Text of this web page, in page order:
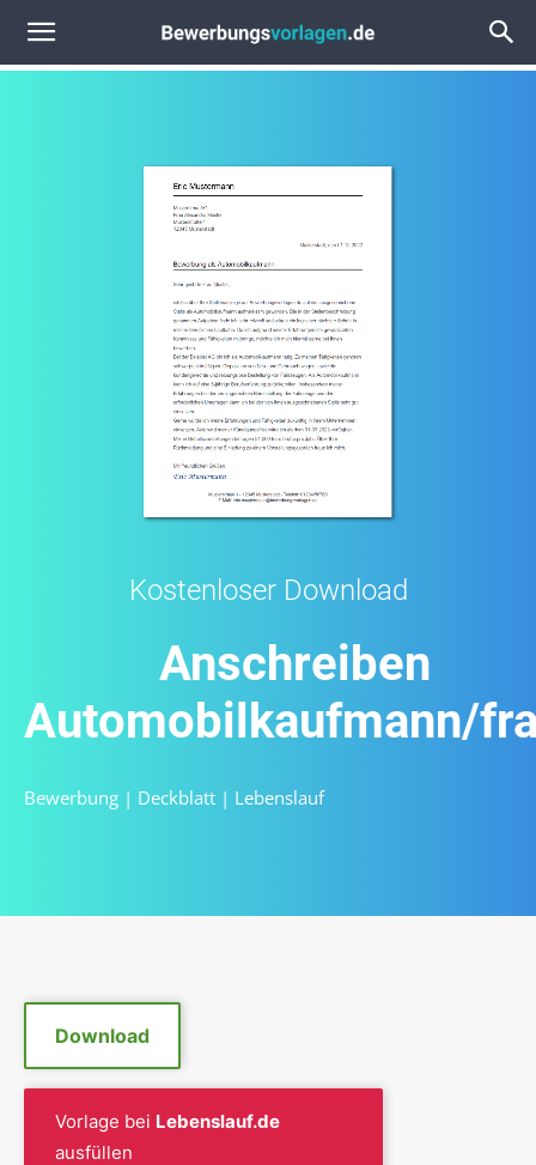
Kostenloser Download
Anschreiben
Automobilkaufmann/
Bewerbung | Deckblatt | Lebenslauf
Download
Vorlage bei Lebenslauf.de
ausfüllen